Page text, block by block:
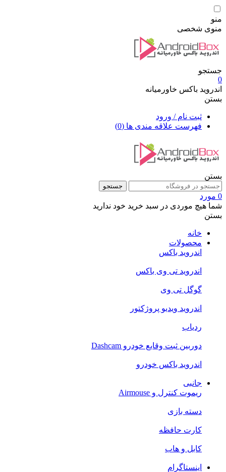
منو
منوی شخصی
جستجو
0
اندروید باکس خاورمیانه
بستن
ثبت نام / ورود
فهرست علاقه مندی ها (0)
بستن
جستجو
0 مورد
شما هیچ موردی در سبد خرید خود ندارید
بستن
خانه
محصولات
اندروید باکس
اندروید تی‌ وی باکس
گوگل تی وی
اندروید ویدیو پروژکتور
ردیاب
دوربین ثبت وقایع خودرو Dashcam
اندروید باکس خودرو
جانبی
ریموت کنترل و Airmouse
دسته بازی
کارت حافظه
کابل و هاب
اینستاگرام